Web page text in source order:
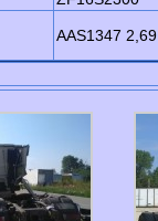
AAS1347 2,69